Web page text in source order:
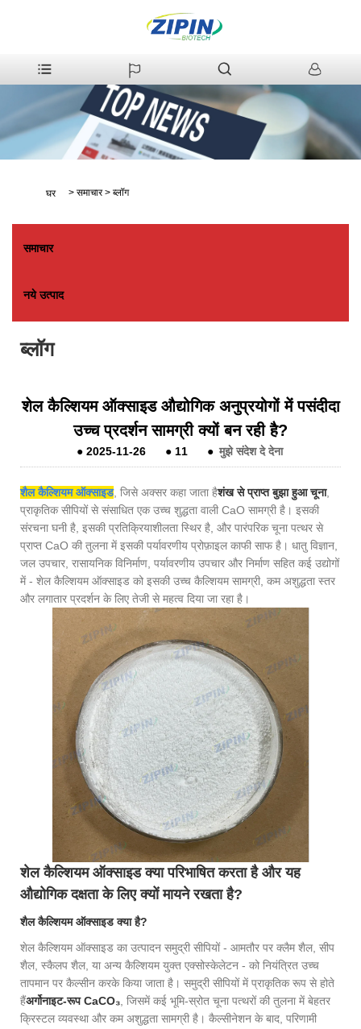
घर > समाचार > ब्लॉग
समाचार
नये उत्पाद
ब्लॉग
शेल कैल्शियम ऑक्साइड औद्योगिक अनुप्रयोगों में पसंदीदा
उच्च प्रदर्शन सामग्री क्यों बन रही है?
● 2025-11-26 ● 11 ● मुझे संदेश दे देना
शैल कैल्शियम ऑक्साइड, जिसे अक्सर कहा जाता हैशंख से प्राप्त बुझा हुआ चूना,
प्राकृतिक सीपियों से संसाधित एक उच्च शुद्धता वाली CaO सामग्री है। इसकी
संरचना घनी है, इसकी प्रतिक्रियाशीलता स्थिर है, और पारंपरिक चूना पत्थर से
प्राप्त CaO की तुलना में इसकी पर्यावरणीय प्रोफ़ाइल काफी साफ है। धातु विज्ञान,
जल उपचार, रासायनिक विनिर्माण, पर्यावरणीय उपचार और निर्माण सहित कई उद्योगों
में - शेल कैल्शियम ऑक्साइड को इसकी उच्च कैल्शियम सामग्री, कम अशुद्धता स्तर
और लगातार प्रदर्शन के लिए तेजी से महत्व दिया जा रहा है।
शेल कैल्शियम ऑक्साइड क्या परिभाषित करता है और यह
औद्योगिक दक्षता के लिए क्यों मायने रखता है?
शैल कैल्शियम ऑक्साइड क्या है?
शेल कैल्शियम ऑक्साइड का उत्पादन समुद्री सीपियों - आमतौर पर क्लैम शैल, सीप
शैल, स्कैलप शैल, या अन्य कैल्शियम युक्त एक्सोस्केलेटन - को नियंत्रित उच्च
तापमान पर कैल्सीन करके किया जाता है। समुद्री सीपियों में प्राकृतिक रूप से होते
हैंअर्गोनाइट-रूप CaCO₃, जिसमें कई भूमि-स्रोत चूना पत्थरों की तुलना में बेहतर
क्रिस्टल व्यवस्था और कम अशुद्धता सामग्री है। कैल्सीनेशन के बाद, परिणामी